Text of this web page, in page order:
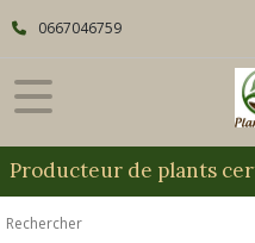
0667046759
Fermer
FILTRES
Tous
les
Petits